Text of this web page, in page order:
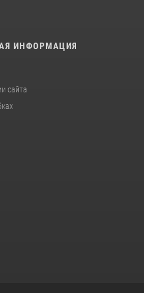
ИНФОРМАЦИЯ
сайта